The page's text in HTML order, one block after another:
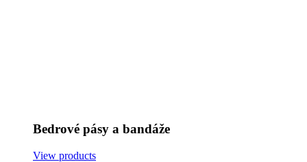
Bedrové pásy a bandáže
View products